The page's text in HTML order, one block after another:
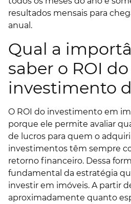
resultados mensais para
anual.
Qual a
saber o ROI do
investimento
O ROI do investimento em
porque ele permite avaliar
de lucros para quem o
investimentos têm sempre
retorno financeiro. Dessa
fundamental da estratégia
investir em imóveis. A partir
aproximadamente quanto